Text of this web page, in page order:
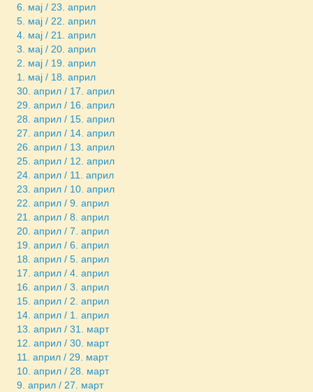
6. мај / 23. април
5. мај / 22. април
4. мај / 21. април
3. мај / 20. април
2. мај / 19. април
1. мај / 18. април
30. април / 17. април
29. април / 16. април
28. април / 15. април
27. април / 14. април
26. април / 13. април
25. април / 12. април
24. април / 11. април
23. април / 10. април
22. април / 9. април
21. април / 8. април
20. април / 7. април
19. април / 6. април
18. април / 5. април
17. април / 4. април
16. април / 3. април
15. април / 2. април
14. април / 1. април
13. април / 31. март
12. април / 30. март
11. април / 29. март
10. април / 28. март
9. април / 27. март